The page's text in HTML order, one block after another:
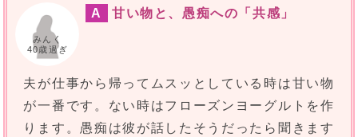
みんく
40歳過ぎ
A 甘い物と、愚痴への「共感」
夫が仕事から帰ってムスッとしている時は甘い物
が一番です。ない時はフローズンヨーグルトを作
ります。愚痴は彼が話したそうだったら聞きます